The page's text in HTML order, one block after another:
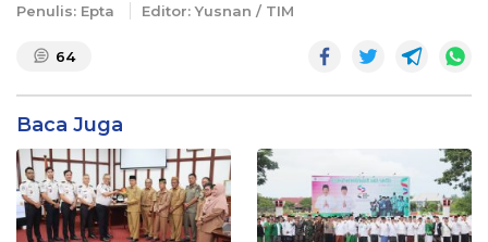
Penulis: Epta Editor: Yusnan / TIM
64
Baca Juga